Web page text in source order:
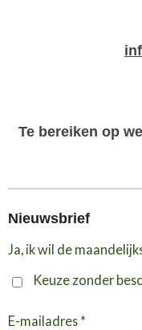
Te bereiken op
Nieuwsbrief
Ja, ik wil de
Keuze zonder
E-mailadres *